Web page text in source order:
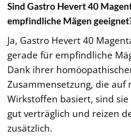
Sind Gastro Hevert 40
empfindliche Mägen
Ja, Gastro Hevert 40
gerade für empfindliche
Dank ihrer
Zusammensetzung, die auf
Wirkstoffen basiert, sind
gut verträglich und reizen
zusätzlich.